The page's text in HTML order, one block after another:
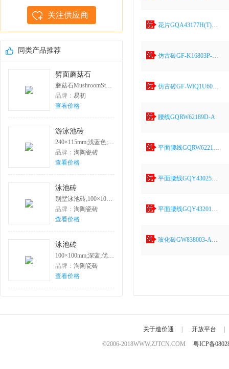
关注供应商
同类产品推荐
劈面蘑菇石
蘑菇石MushroomStone常规单色;常备规格:800×400;使用场所:裙楼、内外墙
品牌： 易初
查看价格
游泳池砖
240×115mm;浅蓝色;优等
品牌： 淘陶瓷砖
查看价格
泳池砖
别墅泳池砖,100×100mm;浅蓝;优等品
品牌： 淘陶瓷砖
查看价格
泳池砖
100×100mm;深蓝;优等品;SL003
品牌： 淘陶瓷砖
查看价格
花片GQA43177H(T)1-A
仿古砖GF-K16803P-A165×165
仿古砖GF-WIQ1U60743-A600×600
腰线GQRW62189D-A
平面腰线GQRW62213D(T)-A
平面腰线GQY43025D6-A
平面腰线GQY43201D2-A
玻化砖GW838003-A800×800
关于造价通 开放平台
©2006-2018WWW.ZJTCN.COM 粤ICP备